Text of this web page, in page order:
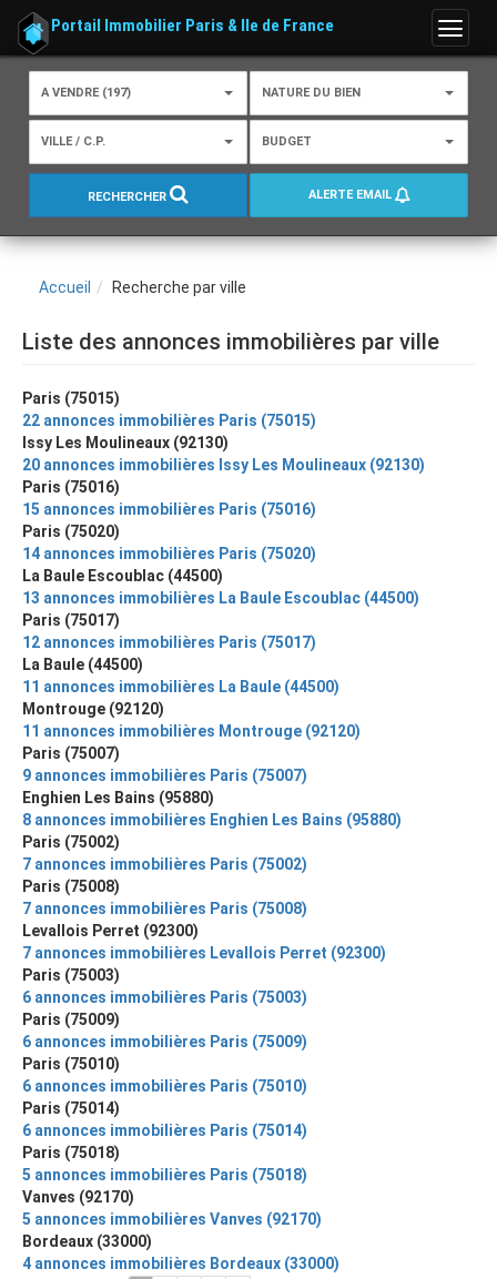
Menu
Portail Immobilier Paris & Ile de France
A VENDRE (197) NATURE DU BIEN
VILLE / C.P. BUDGET
RECHERCHER ALERTE EMAIL
Accueil Recherche par ville
Liste des annonces immobilières par ville
Paris (75015)
22 annonces immobilières Paris (75015)
Issy Les Moulineaux (92130)
20 annonces immobilières Issy Les Moulineaux (92130)
Paris (75016)
15 annonces immobilières Paris (75016)
Paris (75020)
14 annonces immobilières Paris (75020)
La Baule Escoublac (44500)
13 annonces immobilières La Baule Escoublac (44500)
Paris (75017)
12 annonces immobilières Paris (75017)
La Baule (44500)
11 annonces immobilières La Baule (44500)
Montrouge (92120)
11 annonces immobilières Montrouge (92120)
Paris (75007)
9 annonces immobilières Paris (75007)
Enghien Les Bains (95880)
8 annonces immobilières Enghien Les Bains (95880)
Paris (75002)
7 annonces immobilières Paris (75002)
Paris (75008)
7 annonces immobilières Paris (75008)
Levallois Perret (92300)
7 annonces immobilières Levallois Perret (92300)
Paris (75003)
6 annonces immobilières Paris (75003)
Paris (75009)
6 annonces immobilières Paris (75009)
Paris (75010)
6 annonces immobilières Paris (75010)
Paris (75014)
6 annonces immobilières Paris (75014)
Paris (75018)
5 annonces immobilières Paris (75018)
Vanves (92170)
5 annonces immobilières Vanves (92170)
Bordeaux (33000)
4 annonces immobilières Bordeaux (33000)